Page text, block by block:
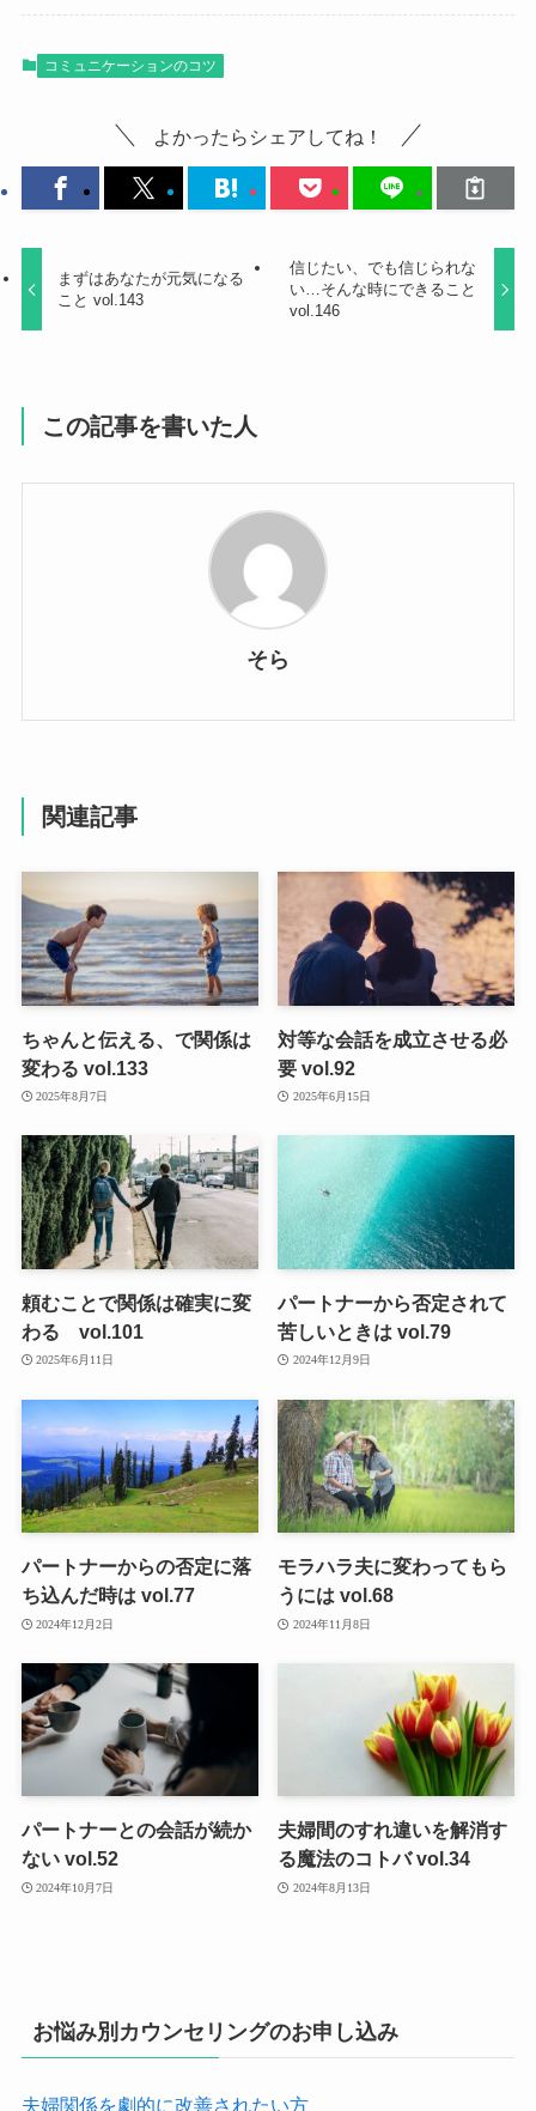
コミュニケーションのコツ
よかったらシェアしてね！
まずはあなたが元気になる
こと vol.143
信じたい、でも信じられな
い…そんな時にできること
vol.146
この記事を書いた人
そら
関連記事
ちゃんと伝える、で関係は
変わる vol.133
2025年8月7日
対等な会話を成立させる必
要 vol.92
2025年6月15日
頼むことで関係は確実に変
わる vol.101
2025年6月11日
パートナーから否定されて
苦しいときは vol.79
2024年12月9日
パートナーからの否定に落
ち込んだ時は vol.77
2024年12月2日
モラハラ夫に変わってもら
うには vol.68
2024年11月8日
パートナーとの会話が続か
ない vol.52
2024年10月7日
夫婦間のすれ違いを解消す
る魔法のコトバ vol.34
2024年8月13日
お悩み別カウンセリングのお申し込み
夫婦関係を劇的に改善されたい方